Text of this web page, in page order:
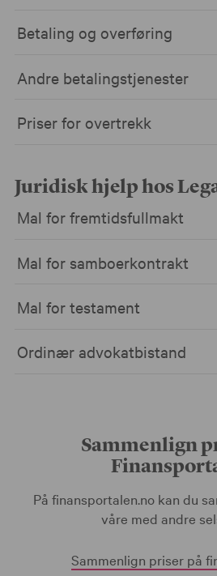
Betaling og overføring
Andre betalingstjenester
Priser for overtrekk
Juridisk hjelp hos
Mal for fremtidsfullmakt
Mal for samboerkontrakt
Mal for testament
Ordinær advokatbistand
Sammenlign
På finansportalen.no kan du
våre med andre
Sammenlign priser på